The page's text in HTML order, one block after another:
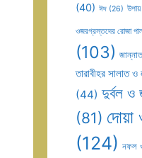
(40) ঈদ (26) উপায়
ওজরগ্রস্তদের রোজা
(103)
তারাবীহর সালাত
(44) দুর্বল ও
(81) দোয়া
(124) নফল